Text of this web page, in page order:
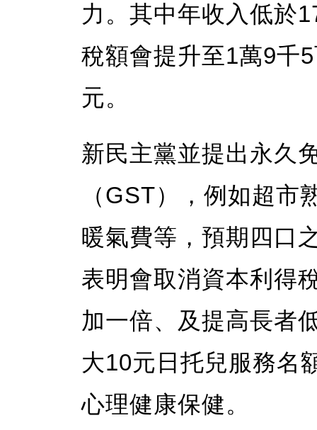
力。其中年收入低於
稅額會提升至1萬9千
元。
新民主黨並提出永久
（GST），例如超
暖氣費等，預期四口
表明會取消資本利得
加一倍、及提高長者
大10元日托兒服務名
心理健康保健。